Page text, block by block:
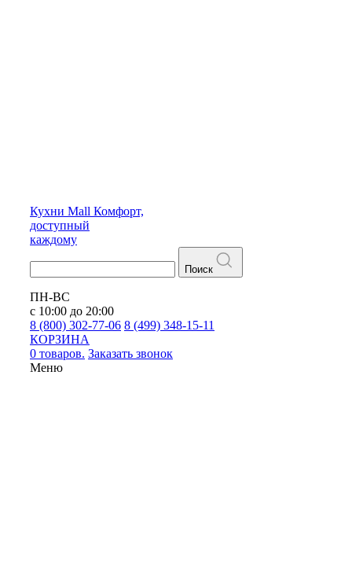
Кухни Mall Комфорт,
доступный
каждому
Поиск
ПН-ВС
с 10:00 до 20:00
8 (800) 302-77-06 8 (499) 348-15-11
КОРЗИНА
0 товаров. Заказать звонок
Меню